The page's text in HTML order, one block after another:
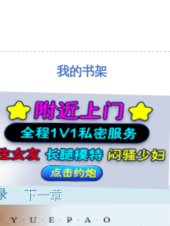
我的书架
下一章